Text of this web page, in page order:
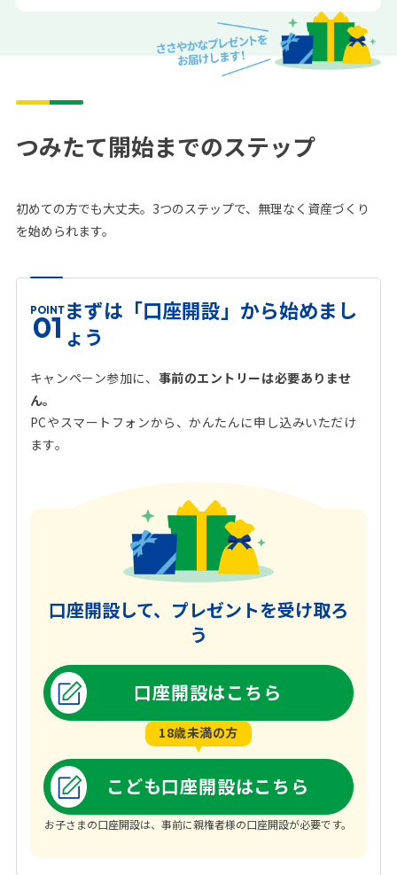
つみたて開始までのステップ
初めての方でも大丈夫。3つのステップで、無理なく資産づくり
を始められます。
POINT
01まずは「口座開設」から始めまし
ょう
キャンペーン参加に、 事前のエントリーは必要ありませ
ん。
PCやスマートフォンから、かんたんに申し込みいただけ
ます。
口座開設して、プレゼントを受け取ろ
う
口座開設はこちら
18歳未満の方
こども口座開設はこちら
お子さまの口座開設は、事前に親権者様の口座開設が必要です。